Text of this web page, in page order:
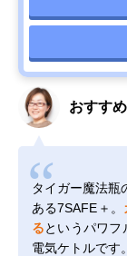
おすす
タイガー魔法瓶
ある7SAFE＋。
るというパワ
電気ケトルです。